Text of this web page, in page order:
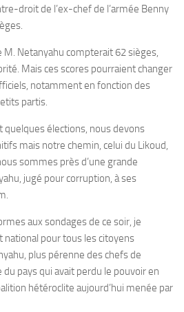
droit de l’ex-chef de l’armée Benny
M. Netanyahu compterait 62 sièges,
Mais ces scores pourraient changer
notamment en fonction des
partis.
quelques élections, nous devons
mais notre chemin, celui du Likoud,
sommes près d’une grande
jugé pour corruption, à ses
aux sondages de ce soir, je
pour tous les citoyens
plus pérenne des chefs de
pays qui avait perdu le pouvoir en
hétéroclite aujourd’hui menée par